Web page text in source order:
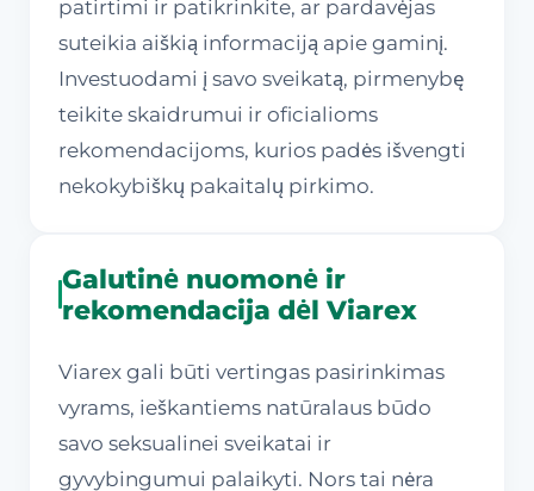
patirtimi ir patikrinkite, ar pardavėjas
suteikia aiškią informaciją apie gaminį.
Investuodami į savo sveikatą, pirmenybę
teikite skaidrumui ir oficialioms
rekomendacijoms, kurios padės išvengti
nekokybiškų pakaitalų pirkimo.
Galutinė nuomonė ir
rekomendacija dėl Viarex
Viarex gali būti vertingas pasirinkimas
vyrams, ieškantiems natūralaus būdo
savo seksualinei sveikatai ir
gyvybingumui palaikyti. Nors tai nėra